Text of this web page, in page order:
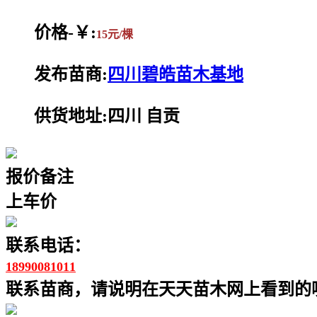
价格-￥:15元/棵
发布苗商: 四川碧皓苗木基地
供货地址:四川 自贡
报价备注
上车价
联系电话：
18990081011
联系苗商，请说明在天天苗木网上看到的